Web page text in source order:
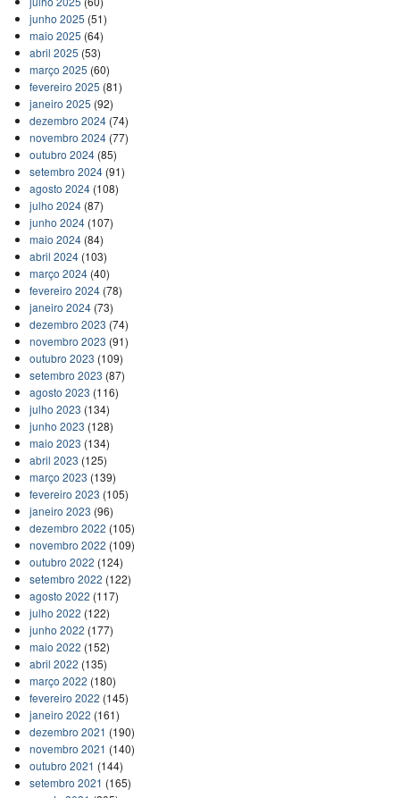
junho 2025 (51)
maio 2025 (64)
abril 2025 (53)
março 2025 (60)
fevereiro 2025 (81)
janeiro 2025 (92)
dezembro 2024(74)
novembro 2024(77)
outubro 2024(85)
setembro 2024(91)
agosto 2024(108)
julho 2024(87)
junho 2024(107)
maio 2024(84)
abril 2024(103)
março 2024(40)
fevereiro 2024(78)
janeiro 2024(73)
dezembro 2023 (74)
novembro 2023 (91)
outubro 2023 (109)
setembro 2023 (87)
agosto 2023 (116)
julho 2023 (134)
junho 2023 (128)
maio 2023 (134)
abril 2023 (125)
março 2023 (139)
fevereiro 2023 (105)
janeiro 2023 (96)
dezembro 2022 (105)
novembro 2022 (109)
outubro 2022 (124)
setembro 2022 (122)
agosto 2022 (117)
julho 2022 (122)
junho 2022 (177)
maio 2022 (152)
abril 2022 (135)
março 2022 (180)
fevereiro 2022 (145)
janeiro 2022 (161)
dezembro 2021 (190)
novembro 2021 (140)
outubro 2021 (144)
setembro 2021 (165)